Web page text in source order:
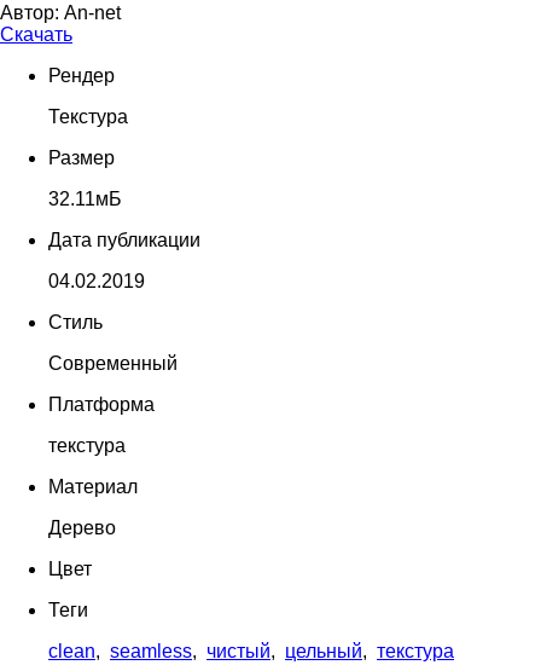
Автор: An-net
Скачать
Рендер
Текстура
Размер
32.11мБ
Дата публикации
04.02.2019
Стиль
Современный
Платформа
текстура
Материал
Дерево
Цвет
Теги
clean, seamless, чистый, цельный, текстура